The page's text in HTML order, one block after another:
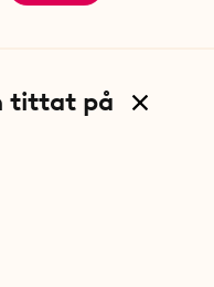
tittat på